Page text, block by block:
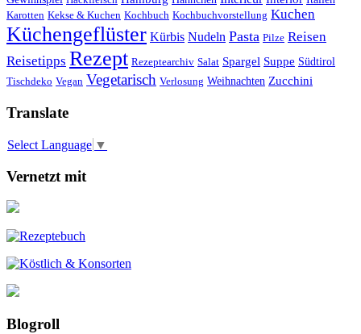
Karotten Kekse & Kuchen Kochbuch Kochbuchvorstellung Kuchen
Küchengeflüster Kürbis Nudeln Pasta Pilze Reisen
Reisetipps Rezept Rezeptearchiv Salat Spargel Suppe Südtirol
Tischdeko Vegan Vegetarisch Verlosung Weihnachten Zucchini
Translate
Select Language ▼
Vernetzt mit
Blogroll